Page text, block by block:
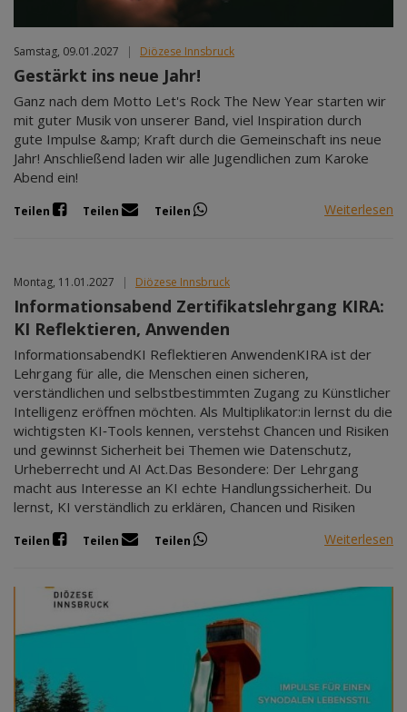
Samstag, 09.01.2027 | Diözese Innsbruck
Gestärkt ins neue Jahr!
Ganz nach dem Motto Let's Rock The New Year starten wir
mit guter Musik von unserer Band, viel Inspiration durch
gute Impulse &amp; Kraft durch die Gemeinschaft ins neue
Jahr! Anschließend laden wir alle Jugendlichen zum Karoke
Abend ein!
Teilen Teilen Teilen Weiterlesen
Montag, 11.01.2027 | Diözese Innsbruck
Informationsabend Zertifikatslehrgang KIRA:
KI Reflektieren, Anwenden
InformationsabendKI Reflektieren AnwendenKIRA ist der
Lehrgang für alle, die Menschen einen sicheren,
verständlichen und selbstbestimmten Zugang zu Künstlicher
Intelligenz eröffnen möchten. Als Multiplikator:in lernst du die
wichtigsten KI‑Tools kennen, verstehst Chancen und Risiken
und gewinnst Sicherheit bei Themen wie Datenschutz,
Urheberrecht und AI Act.Das Besondere: Der Lehrgang
macht aus Interesse an KI echte Handlungssicherheit. Du
lernst, KI verständlich zu erklären, Chancen und Risiken
Teilen Teilen Teilen Weiterlesen